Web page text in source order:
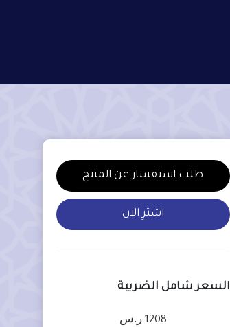
طلب استفسار عن المنتج
اشترِ الان
السعر شامل الضريبة
1208 ر.س